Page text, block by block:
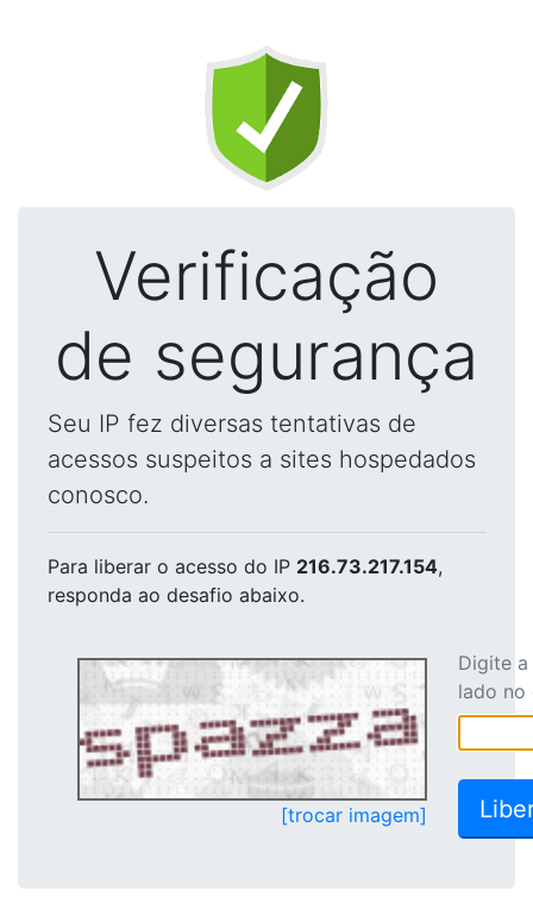
Verificação
de segurança
Seu IP fez diversas tentativas de
acessos suspeitos a sites hospedados
conosco.
Para liberar o acesso do IP 216.73.217.154,
responda ao desafio abaixo.
[trocar imagem]
Digite
lado no